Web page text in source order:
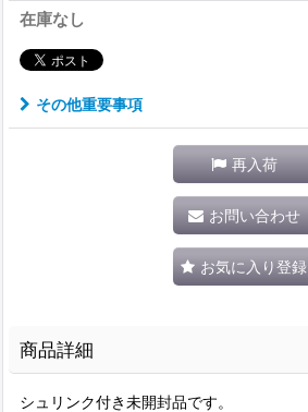
在庫なし
その他重要事項
再入荷
お問い合わせ
お気に入り登録
商品詳細
シュリンク付き未開封品です。